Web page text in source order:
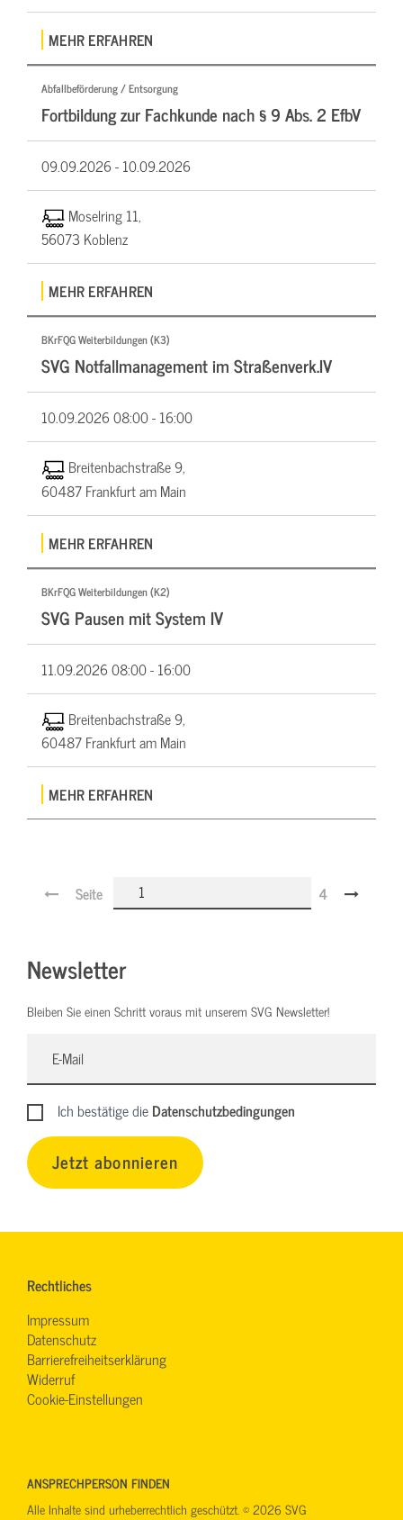
MEHR ERFAHREN
Abfallbeförderung / Entsorgung
Fortbildung zur Fachkunde nach § 9 Abs. 2 EfbV
09.09.2026 -10.09.2026
Moselring 11,
56073 Koblenz
MEHR ERFAHREN
BKrFQG Weiterbildungen (K3)
SVG Notfallmanagement im Straßenverk.IV
10.09.202608:00 - 16:00
Breitenbachstraße 9,
60487 Frankfurt am Main
MEHR ERFAHREN
BKrFQG Weiterbildungen (K2)
SVG Pausen mit System IV
11.09.202608:00 - 16:00
Breitenbachstraße 9,
60487 Frankfurt am Main
MEHR ERFAHREN
Seite 4
Newsletter
Bleiben Sie einen Schritt voraus mit unserem SVG Newsletter!
Ich bestätige dieDatenschutzbedingungen
Jetzt abonnieren
Rechtliches
Impressum
Datenschutz
Barrierefreiheitserklärung
Widerruf
Cookie-Einstellungen
ANSPRECHPERSON FINDEN
Alle Inhalte sind urheberrechtlich geschützt. © 2026 SVG